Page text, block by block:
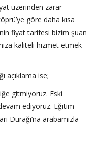
üzerinden zarar
göre daha kısa
fiyat tarifesi bizim şuan
kaliteli hizmet etmek
açıklama ise;
gitmiyoruz. Eski
ediyoruz. Eğitim
Durağı’na arabamızla